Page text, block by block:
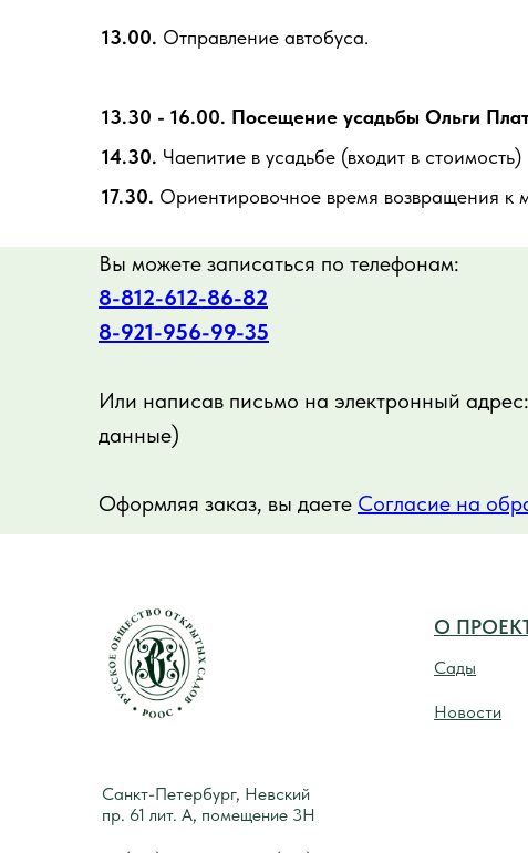
13.00. Отправление автобуса.
13.30 - 16.00. Посещение усадьбы Ольги
14.30. Чаепитие в усадьбе (входит в стоимость)
17.30. Ориентировочное время возвращения к
Вы можете записаться по телефонам:
8-812-612-86-82
8-921-956-99-35
Или написав письмо на электронный адрес:
данные)
Оформляя заказ, вы даете Согласие на
О
Сады
Новости
Санкт-Петербург, Невский
пр. 61 лит. А, помещение 3Н